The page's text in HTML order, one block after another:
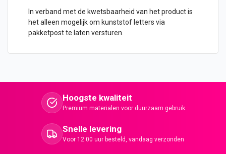
In verband met de kwetsbaarheid van het product is
het alleen mogelijk om kunststof letters via
pakketpost te laten versturen.
Hoogste kwaliteit
Premium materialen voor duurzaam gebruik
Snelle levering
Voor 12:00 uur besteld, vandaag verzonden